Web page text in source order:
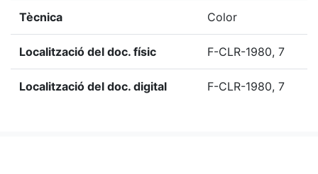
Tècnica Color
Localització del doc. físic F-CLR-1980, 7
Localització del doc. digital F-CLR-1980, 7